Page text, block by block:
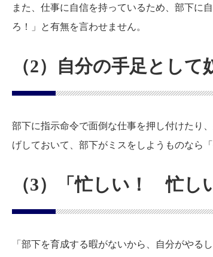
また、仕事に自信を持っているため、部下に
ろ！」と有無を言わせません。
（2）自分の手足とし
部下に指示命令で面倒な仕事を押し付けたり
げしておいて、部下がミスをしようものなら
（3）「忙しい！ 忙し
「部下を育成する暇がないから、自分がやる